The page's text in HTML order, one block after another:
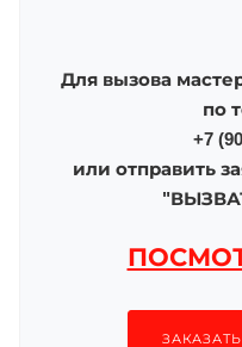
Для вызова
по
+7
или отправить